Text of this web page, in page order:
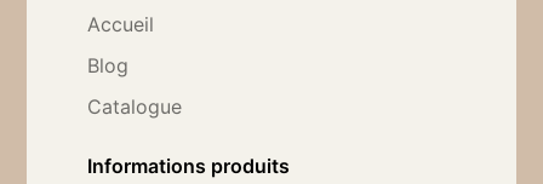
Accueil
Blog
Catalogue
Informations produits